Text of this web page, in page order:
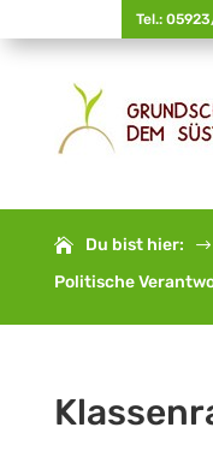
Tel.:
Du bist hier: $
Politische